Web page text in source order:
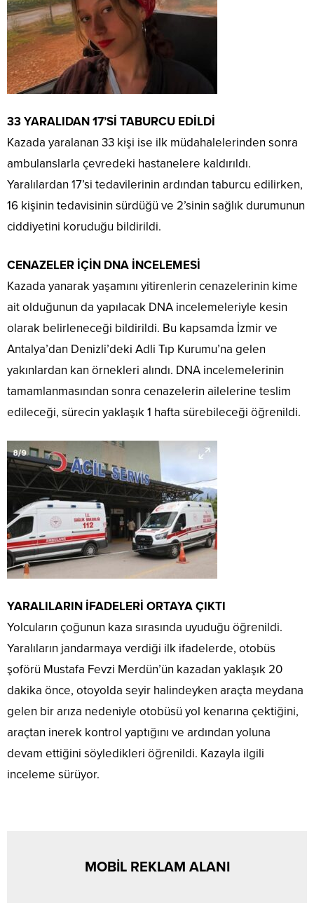
33 YARALIDAN 17’Sİ TABURCU EDİLDİ
Kazada yaralanan 33 kişi ise ilk müdahalelerinden sonra
ambulanslarla çevredeki hastanelere kaldırıldı.
Yaralılardan 17’si tedavilerinin ardından taburcu edilirken,
16 kişinin tedavisinin sürdüğü ve 2’sinin sağlık durumunun
ciddiyetini koruduğu bildirildi.
CENAZELER İÇİN DNA İNCELEMESİ
Kazada yanarak yaşamını yitirenlerin cenazelerinin kime
ait olduğunun da yapılacak DNA incelemeleriyle kesin
olarak belirleneceği bildirildi. Bu kapsamda İzmir ve
Antalya’dan Denizli’deki Adli Tıp Kurumu’na gelen
yakınlardan kan örnekleri alındı. DNA incelemelerinin
tamamlanmasından sonra cenazelerin ailelerine teslim
edileceği, sürecin yaklaşık 1 hafta sürebileceği öğrenildi.
YARALILARIN İFADELERİ ORTAYA ÇIKTI
Yolcuların çoğunun kaza sırasında uyuduğu öğrenildi.
Yaralıların jandarmaya verdiği ilk ifadelerde, otobüs
şoförü Mustafa Fevzi Merdün’ün kazadan yaklaşık 20
dakika önce, otoyolda seyir halindeyken araçta meydana
gelen bir arıza nedeniyle otobüsü yol kenarına çektiğini,
araçtan inerek kontrol yaptığını ve ardından yoluna
devam ettiğini söyledikleri öğrenildi. Kazayla ilgili
inceleme sürüyor.
MOBİL REKLAM ALANI